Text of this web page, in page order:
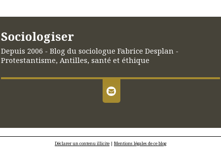
Sociologiser
Depuis 2006 - Blog du sociologue Fabrice Desplan -
Protestantisme, Antilles, santé et éthique
Déclarer un contenu illicite | Mentions légales de ce blog